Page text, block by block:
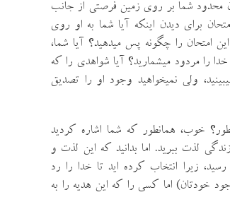
محدود شما بر روي زمين فرصتي از جانب
براي ديدن اينكه آيا شما به او روي
امتحان را چگونه پس ميدهيد؟ آيا شما،
را مردود ميشماريد؟ آيا شواهدي را كه
ولي نميخواهيد وجود او را تصديق
خوب، همانطور كه شما اشاره كرديد
لذت ببريد. اما بدانيد كه اين لذت و
زيرا انتخاب كرده ايد تا خدا را رد
خودتان) اما كسي را كه اين هديه را به